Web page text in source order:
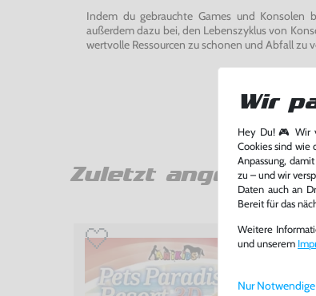
Indem du gebrauchte Games und Konsolen
außerdem dazu bei, den Lebenszyklus von
wertvolle Ressourcen zu schonen und Abfall zu
Zuletzt angesehen
Wir
Hey Du! 🎮 Wir
Cookies sind wie
Anpassung,
zu – und wir
Daten auch an
Bereit für das
Weitere
und unserem
Nur Notwendige